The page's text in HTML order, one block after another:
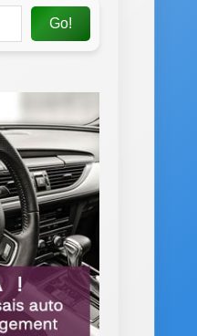
Go!